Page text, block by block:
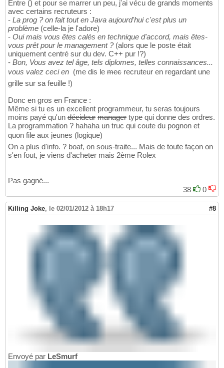
Entre () et pour se marrer un peu, j'ai vécu de grands moments
avec certains recruteurs :
- La prog ? on fait tout en Java aujourd'hui c'est plus un
problème (celle-la je l'adore)
- Oui mais vous êtes calés en technique d'accord, mais êtes-
vous prêt pour le management ?(alors que le poste était
uniquement centré sur du dev. C++ pur !?)
- Bon, Vous avez tel âge, tels diplomes, telles connaissances...
vous valez ceci en  (me dis le mec recruteur en regardant une
grille sur sa feuille !)
Donc en gros en France :
Même si tu es un excellent programmeur, tu seras toujours
moins payé qu'un décideur manager type qui donne des ordres.
La programmation ? hahaha un truc qui coute du pognon et
quon file aux jeunes (logique)
On a plus d'info. ? boaf, on sous-traite... Mais de toute façon on
s'en fout, je viens d'acheter mais 2ème Rolex
Pas gagné...
38
0
Killing Joke, le 02/01/2012 à 18h17 #8
Envoyé par LeSmurf